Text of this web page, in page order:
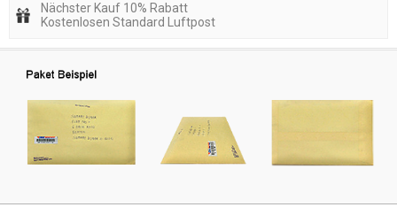
Nächster Kauf 10% Rabatt
Kostenlosen Standard Luftpost